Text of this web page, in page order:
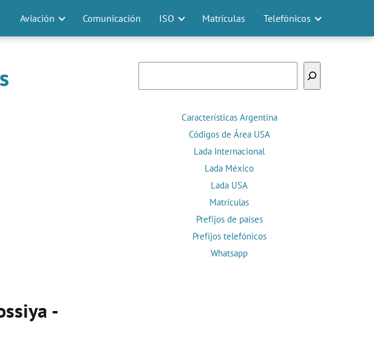
Aviación Comunicación ISO Matrículas Telefónicos
-
Características Argentina
Códigos de Área USA
Lada Internacional
Lada México
Lada USA
Matrículas
Prefijos de países
Prefijos telefónicos
Whatsapp